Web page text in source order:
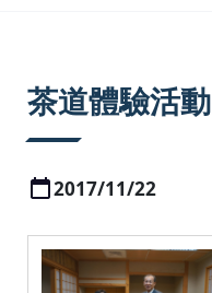
茶道體驗活動
2017/11/22